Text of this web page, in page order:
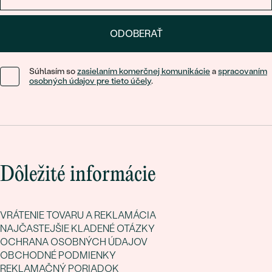
Symbol získa osobný rozmer, keď k nemu pridáte vlastný
príbehom sa tak často stávajú darčekom k narodeninám,
Prečo vyberať symbolické šperky v Eppi
Ručná výroba vo vlastnej zlatníckej dielni v centre Prahy.
Doživotný servis– profesionálne čistenie a kontrola
osadenia kameňov 1× ročne zadarmo.
ODOBERAŤ
Súhlasím sozasielaním komerčnej komunikácieaspracovaním
osobných údajov pre tieto účely.
Dôležité informácie
VRÁTENIE TOVARU A REKLAMÁCIA
NAJČASTEJŠIE KLADENÉ OTÁZKY
OCHRANA OSOBNÝCH ÚDAJOV
OBCHODNÉ PODMIENKY
REKLAMAČNÝ PORIADOK